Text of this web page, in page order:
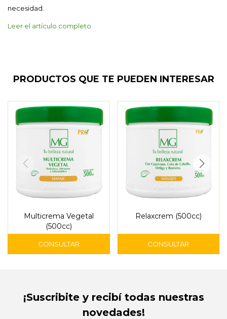
necesidad.
Leer el artículo completo
PRODUCTOS QUE TE PUEDEN INTERESAR
Multicrema Vegetal
(500cc)
Relaxcrem (500cc)
¡Suscribite y recibí todas nuestras
novedades!